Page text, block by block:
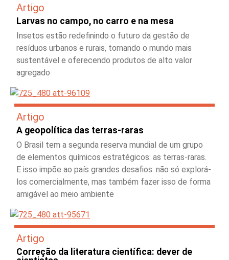
Artigo
Larvas no campo, no carro e na mesa
Insetos estão redefinindo o futuro da gestão de
resíduos urbanos e rurais, tornando o mundo mais
sustentável e oferecendo produtos de alto valor
agregado
Artigo
A geopolítica das terras-raras
O Brasil tem a segunda reserva mundial de um grupo
de elementos químicos estratégicos: as terras-raras.
E isso impõe ao país grandes desafios: não só explorá-
los comercialmente, mas também fazer isso de forma
amigável ao meio ambiente
Artigo
Correção da literatura científica: dever de